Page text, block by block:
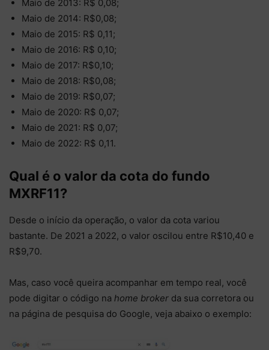
Maio de 2013: R$ 0,08;
Maio de 2014: R$0,08;
Maio de 2015: R$ 0,11;
Maio de 2016: R$ 0,10;
Maio de 2017: R$0,10;
Maio de 2018: R$0,08;
Maio de 2019: R$0,07;
Maio de 2020: R$ 0,07;
Maio de 2021: R$ 0,07;
Maio de 2022: R$ 0,11.
Qual é o valor da cota do fundo
MXRF11?
Desde o início da operação, o valor da cota variou
bastante. De 2021 a 2022, o valor oscilou entre R$10,40 e
R$9,70.
Mas, caso você queira acompanhar em tempo real, você
pode digitar o código na home broker da sua corretora ou
na página de pesquisa do Google, veja abaixo o exemplo: